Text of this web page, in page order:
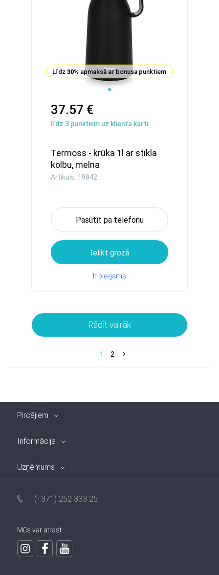
Līdz 30% apmaksā ar bonusa punktiem
37.57 €
līdz 3 punktiem uz klienta karti
Termoss - krūka 1l ar stikla
kolbu, melna
Artikuls: 19842
Pasūtīt pa telefonu
Ielikt grozā
Ir pieejams
Rādīt vairāk
1 2
Pircējiem
Informācija
Uzņēmums
(+371) 252 333 25
Mūs var atrast